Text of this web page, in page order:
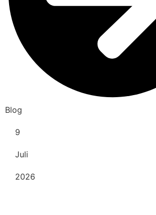
Blog
9
Juli
2026